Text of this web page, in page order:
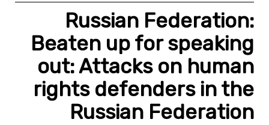
Russian Federation:
Beaten up for speaking
out: Attacks on human
rights defenders in the
Russian Federation